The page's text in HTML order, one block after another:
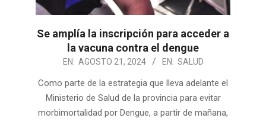
Se amplía la inscripción para acceder a
la vacuna contra el dengue
EN: AGOSTO 21, 2024 EN: SALUD
Como parte de la estrategia que lleva adelante el
Ministerio de Salud de la provincia para evitar
morbimortalidad por Dengue, a partir de mañana,